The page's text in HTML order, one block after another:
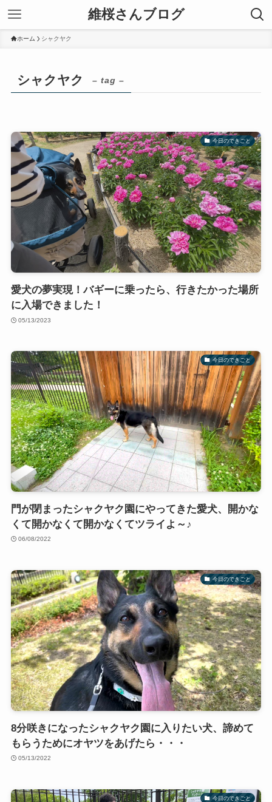
維桜さんブログ
ホーム シャクヤク
シャクヤク – tag –
今日のできごと
愛犬の夢実現！バギーに乗ったら、行きたかった場所
に入場できました！
05/13/2023
今日のできごと
門が閉まったシャクヤク園にやってきた愛犬、開かな
くて開かなくて開かなくてツライよ～♪
06/08/2022
今日のできごと
8分咲きになったシャクヤク園に入りたい犬、諦めて
もらうためにオヤツをあげたら・・・
05/13/2022
今日のできごと